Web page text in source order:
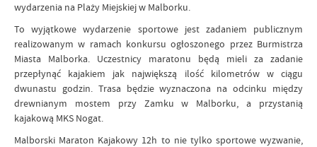
wydarzenia na Plaży Miejskiej w Malborku.
To wyjątkowe wydarzenie sportowe jest zadaniem publicznym
realizowanym w ramach konkursu ogłoszonego przez Burmistrza
Miasta Malborka. Uczestnicy maratonu będą mieli za zadanie
przepłynąć kajakiem jak największą ilość kilometrów w ciągu
dwunastu godzin. Trasa będzie wyznaczona na odcinku między
drewnianym mostem przy Zamku w Malborku, a przystanią
kajakową MKS Nogat.
Malborski Maraton Kajakowy 12h to nie tylko sportowe wyzwanie,